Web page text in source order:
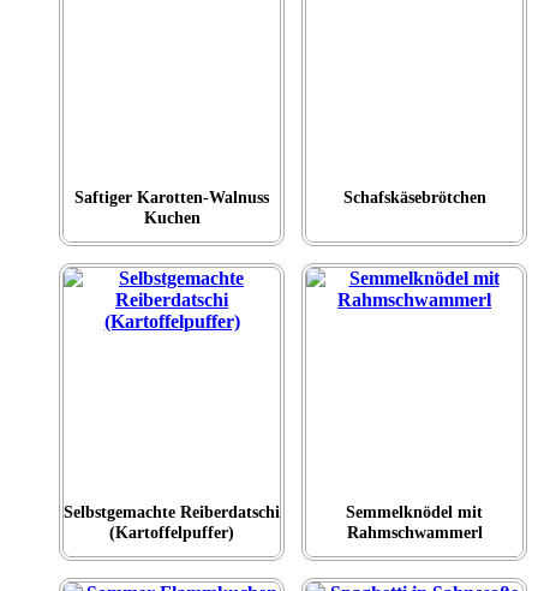
Saftiger Karotten-Walnuss
Kuchen
Schafskäsebrötchen
Selbstgemachte Reiberdatschi
(Kartoffelpuffer)
Semmelknödel mit
Rahmschwammerl